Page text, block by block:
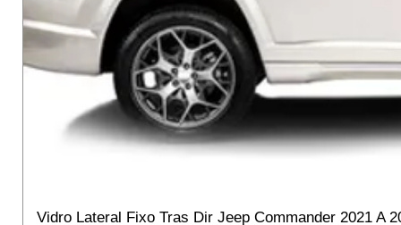
Vidro Lateral Fixo Tras Dir Jeep Commander 2021 A